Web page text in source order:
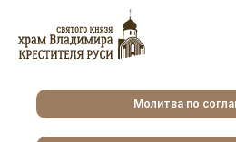
Молитва по